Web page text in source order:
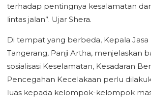
terhadap pentingnya kesalamatan
lintas jalan”. Ujar Shera.
Di tempat yang berbeda, Kepala Jasa
Tangerang, Panji Artha, menjelaskan
sosialisasi Keselamatan, Kesadaran
Pencegahan Kecelakaan perlu
luas kepada kelompok-kelompok